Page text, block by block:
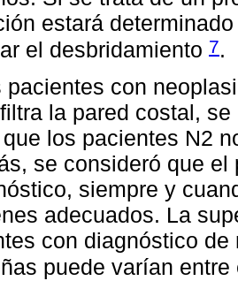
estará
el desbridamiento 7.
pacientes con
la pared costal,
los pacientes N2
se consideró que
siempre y
adecuados. La
con diagnóstico
puede varían